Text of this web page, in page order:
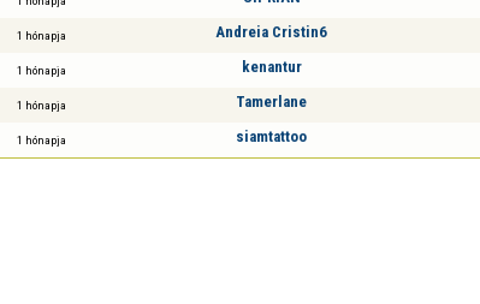
1 hónapja Andreia Cristin6
1 hónapja kenantur
1 hónapja Tamerlane
1 hónapja siamtattoo